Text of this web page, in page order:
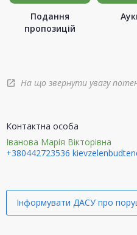
Подання
пропозицій
open_in_new На що звернути увагу
Контактна особа
Іванова Марія Вікторівна
+380442723536
Інформувати ДАСУ про